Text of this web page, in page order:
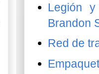
Legión
Brandon
Red de